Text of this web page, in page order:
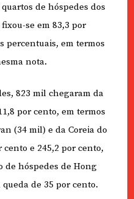
de hóspedes dos
se em 83,3 por
percentuais, em termos
nota.
823 mil chegaram da
por cento, em termos
(34 mil) e da Coreia do
e 245,2 por cento,
de hóspedes de Hong
de 35 por cento.